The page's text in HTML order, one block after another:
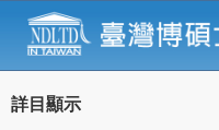
詳目顯示